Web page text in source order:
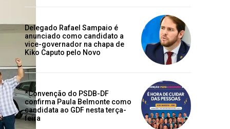
Delegado Rafael Sampaio é
anunciado como candidato a
vice-governador na chapa de
Kiko Caputo pelo Novo
*Convenção do PSDB-DF
confirma Paula Belmonte como
candidata ao GDF nesta terça-
feira